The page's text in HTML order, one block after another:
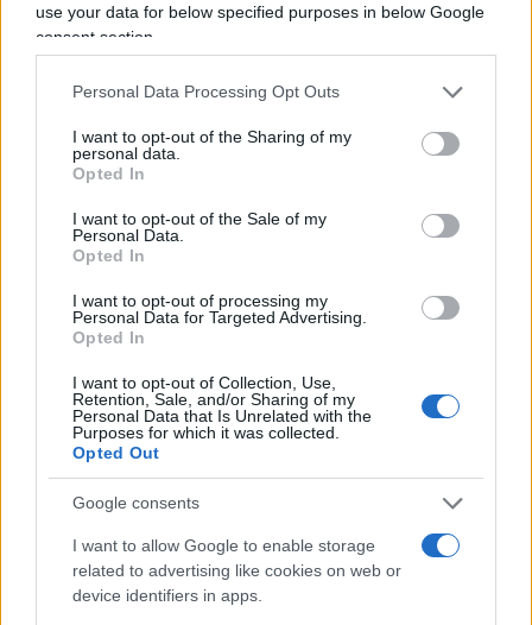
use your data for below specified purposes in below Google
consent section.
Personal Data Processing Opt Outs
I want to opt-out of the Sharing of my
personal data.
Opted In
I want to opt-out of the Sale of my
Personal Data.
Opted In
I want to opt-out of processing my
Personal Data for Targeted Advertising.
Opted In
I want to opt-out of Collection, Use,
Retention, Sale, and/or Sharing of my
Personal Data that Is Unrelated with the
Purposes for which it was collected.
Opted Out
Google consents
I want to allow Google to enable storage
related to advertising like cookies on web or
device identifiers in apps.
politico e simbolico. Incapace di esprimere una
visione unitaria, priva di una reale sovranità
strategica, spesso esitante nel definire il proprio
condizione paradossale: troppo integrata per agire
come somma di Stati, troppo divisa per agire
come potenza. Non interpreta la storia: la subisce.
più con un avversario esterno chiaramente
identificabile, ma si logora dall’interno. Non è più
il nichilismo “imposto” delcomunismo
nichilismo “diffuso”, che si insinua nella perdita di
senso, nella frammentazione culturale, nella
confusione tra libertà e arbitrio.
In questo vuoto, attori esterni trovano spazio non
tanto per unaloro superiore forza